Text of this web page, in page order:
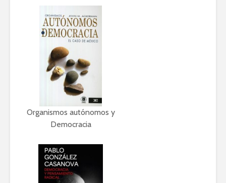
Organismos autónomos y
Democracia